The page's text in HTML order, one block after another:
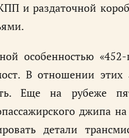
и раздаточной
особенностью
В отношении этих
Еще на рубеже
детали